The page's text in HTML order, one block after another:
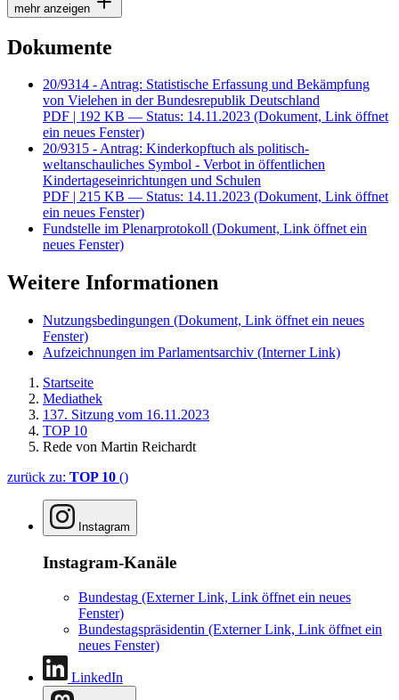
mehr anzeigen
Dokumente
20/9314 - Antrag: Statistische Erfassung und Bekämpfung
von Vielehen in der Bundesrepublik Deutschland
PDF | 192 KB — Status: 14.11.2023 (Dokument, Link öffnet
ein neues Fenster)
20/9315 - Antrag: Kinderkopftuch als politisch-
weltanschauliches Symbol - Verbot in öffentlichen
Kindertageseinrichtungen und Schulen
PDF | 215 KB — Status: 14.11.2023 (Dokument, Link öffnet
ein neues Fenster)
Fundstelle im Plenarprotokoll (Dokument, Link öffnet ein
neues Fenster)
Weitere Informationen
Nutzungsbedingungen (Dokument, Link öffnet ein neues
Fenster)
Aufzeichnungen im Parlamentsarchiv (Interner Link)
Startseite
Mediathek
137. Sitzung vom 16.11.2023
TOP 10
Rede von Martin Reichardt
zurück zu: TOP 10 ()
Instagram
Instagram-Kanäle
Bundestag (Externer Link, Link öffnet ein neues
Fenster)
Bundestagspräsidentin (Externer Link, Link öffnet ein
neues Fenster)
LinkedIn